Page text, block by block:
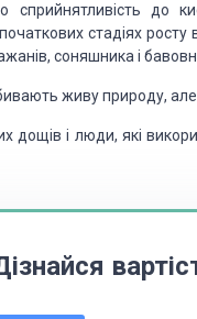
сприйнятливість до
стадіях
соняшника і
живу природу, але
дощів і люди, які